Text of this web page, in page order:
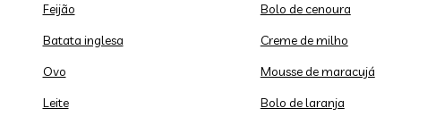
Feijão
Batata inglesa
Ovo
Leite
Bolo de cenoura
Creme de milho
Mousse de maracujá
Bolo de laranja